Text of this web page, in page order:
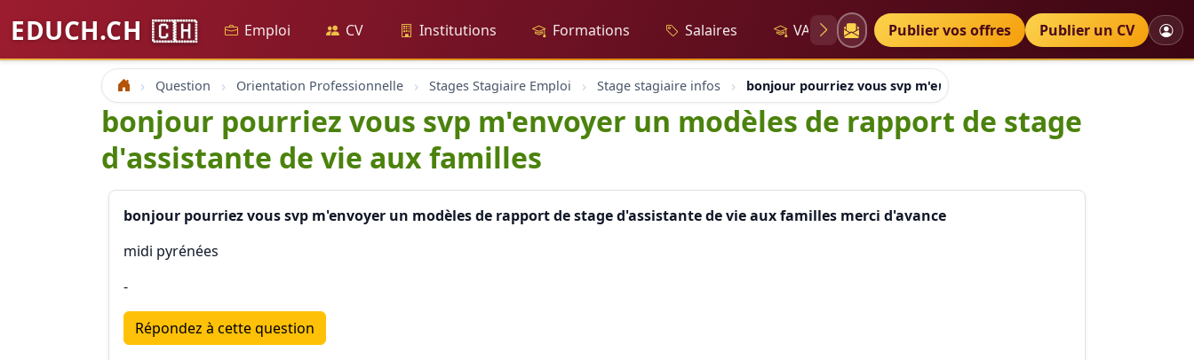
EDUCH.CH 🇨🇭 Emploi CV Institutions Formations Salaires VAE Diplômes Petites annonces
Publier vos offres Publier un CV
Accueil Question Orientation Professionnelle Stages Stagiaire Emploi Stage stagiaire infos bonjour pourriez vous svp m'envoyer un modèles de rapport de
bonjour pourriez vous svp m'envoyer un modèles de rapport de stage
d'assistante de vie aux familles
bonjour pourriez vous svp m'envoyer un modèles de rapport de stage d'assistante de vie aux familles merci d'avance
midi pyrénées
-
Répondez à cette question